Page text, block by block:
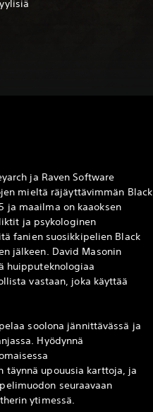
ja Raven Software
mieltä räjäyttävimmän Black
ja maailma on kaaoksen
ja psykologinen
fanien suosikkipelien Black
jälkeen. David Masonin
huipputeknologiaa
vastaan, joka käyttää
soolona jännittävässä ja
Hyödynnä
täynnä upouusia karttoja, ja
seuraavaan
ytimessä.